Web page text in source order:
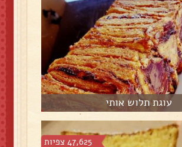
עוגת תלוש אותי
47,625 צפיות